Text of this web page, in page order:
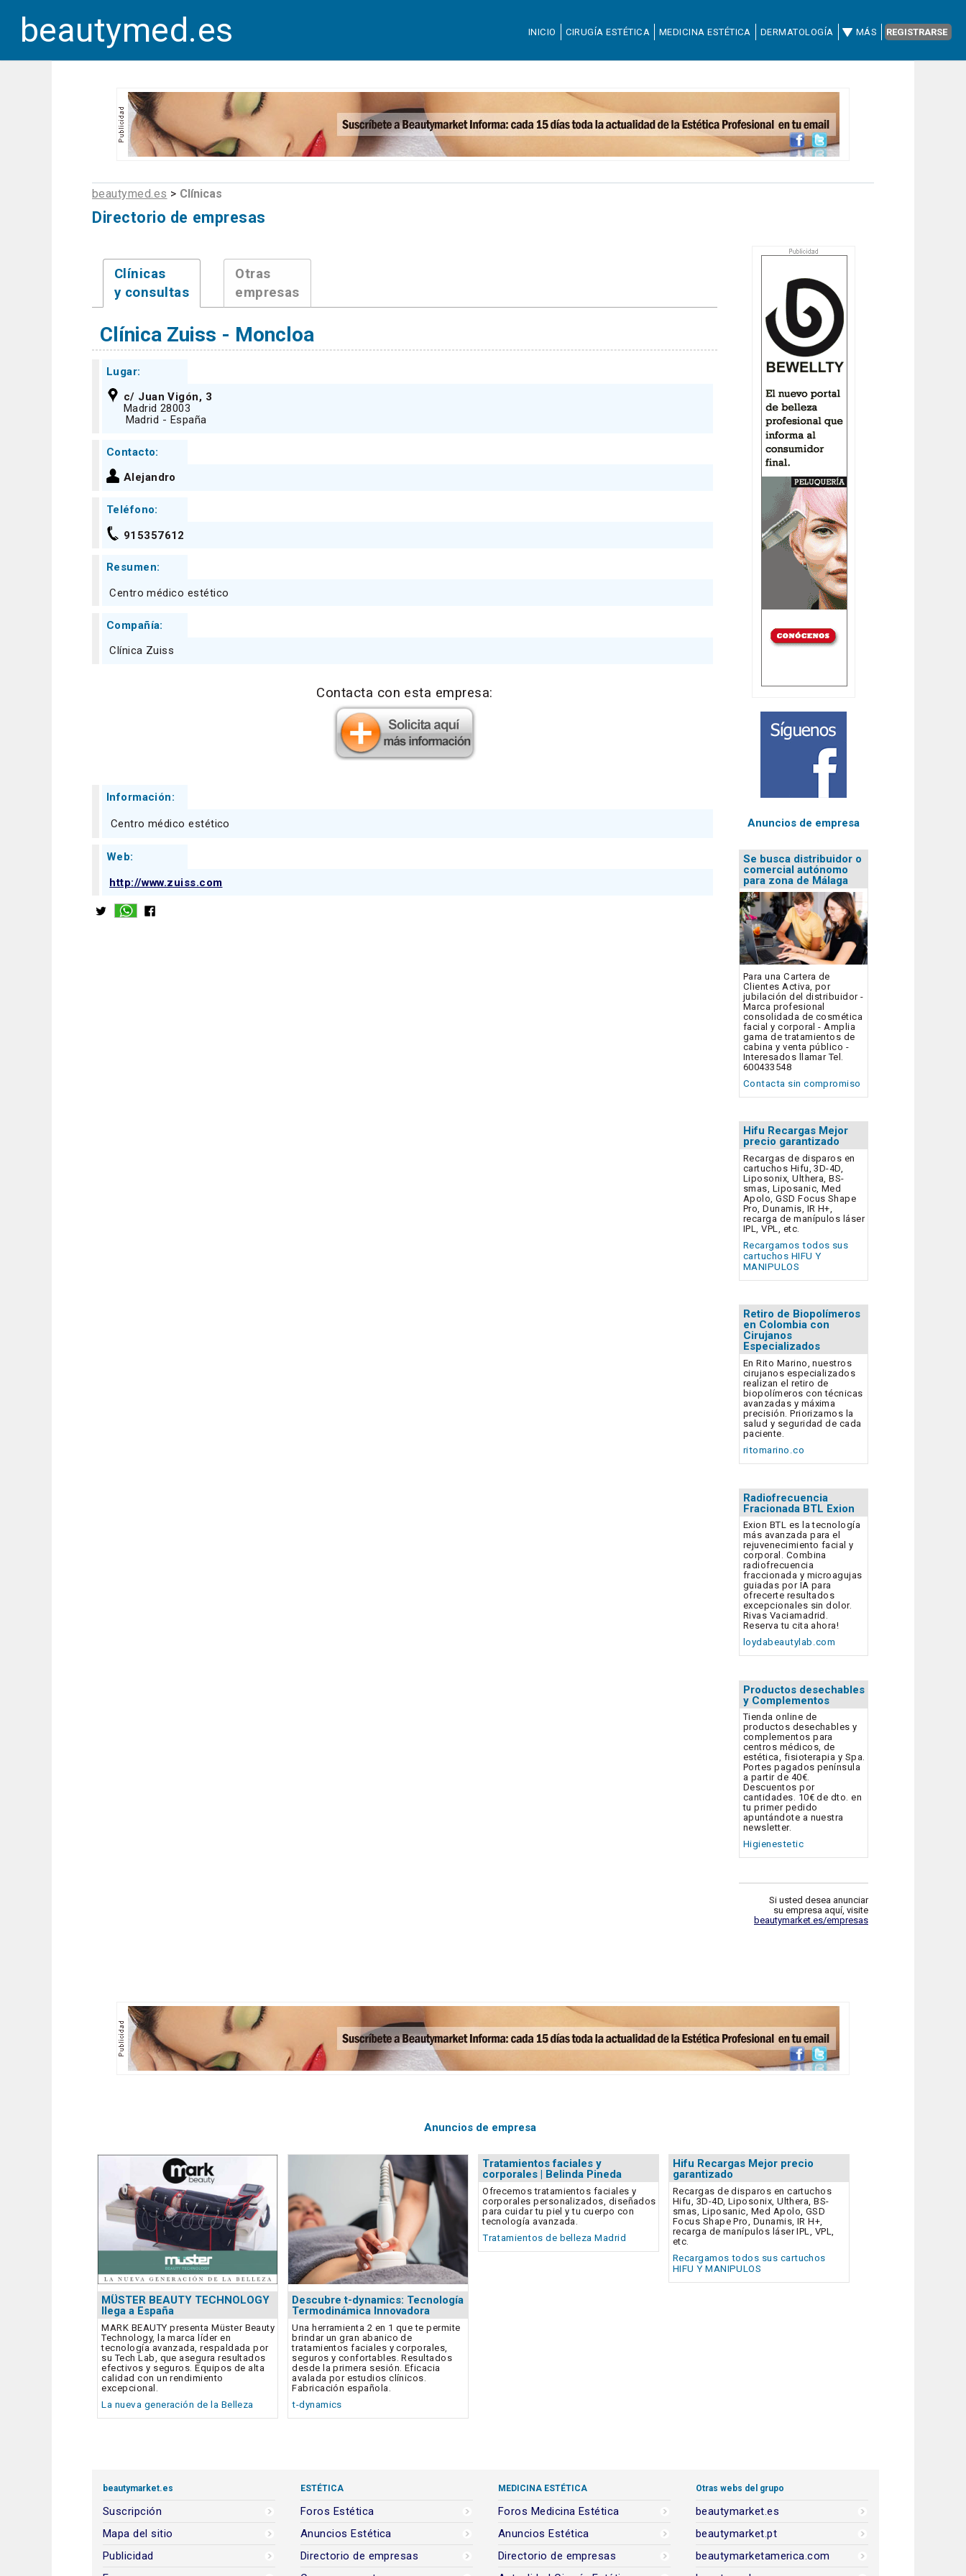
beautymed.es INICIO CIRUGÍA ESTÉTICA MEDICINA ESTÉTICA DERMATOLOGÍA MÁS REGISTRARSE
beautymed.es > Clínicas
Directorio de empresas
Clínicas
y consultas
Otras
empresas
Clínica Zuiss - Moncloa
Lugar:
c/ Juan Vigón, 3
Madrid 28003
Madrid - España
Contacto:
Alejandro
Teléfono:
915357612
Resumen:
Centro médico estético
Compañía:
Clínica Zuiss
Contacta con esta empresa:
Información:
Centro médico estético
Web:
http://www.zuiss.com
Anuncios de empresa
Se busca distribuidor o
comercial autónomo
para zona de Málaga
Para una Cartera de
Clientes Activa, por
jubilación del distribuidor -
Marca profesional
consolidada de cosmética
facial y corporal - Amplia
gama de tratamientos de
cabina y venta público -
Interesados llamar Tel.
600433548
Contacta sin compromiso
Hifu Recargas Mejor
precio garantizado
Recargas de disparos en
cartuchos Hifu, 3D-4D,
Liposonix, Ulthera, BS-
smas, Liposanic, Med
Apolo, GSD Focus Shape
Pro, Dunamis, IR H+,
recarga de manípulos láser
IPL, VPL, etc.
Recargamos todos sus
cartuchos HIFU Y
MANIPULOS
Retiro de Biopolímeros
en Colombia con
Cirujanos
Especializados
En Rito Marino, nuestros
cirujanos especializados
realizan el retiro de
biopolímeros con técnicas
avanzadas y máxima
precisión. Priorizamos la
salud y seguridad de cada
paciente.
ritomarino.co
Radiofrecuencia
Fracionada BTL Exion
Exion BTL es la tecnología
más avanzada para el
rejuvenecimiento facial y
corporal. Combina
radiofrecuencia
fraccionada y microagujas
guiadas por IA para
ofrecerte resultados
excepcionales sin dolor.
Rivas Vaciamadrid.
Reserva tu cita ahora!
loydabeautylab.com
Productos desechables
y Complementos
Tienda online de
productos desechables y
complementos para
centros médicos, de
estética, fisioterapia y Spa.
Portes pagados península
a partir de 40€.
Descuentos por
cantidades. 10€ de dto. en
tu primer pedido
apuntándote a nuestra
newsletter.
Higienestetic
Si usted desea anunciar
su empresa aquí, visite
beautymarket.es/empresas
Anuncios de empresa
MÜSTER BEAUTY TECHNOLOGY
llega a España
MARK BEAUTY presenta Müster Beauty
Technology, la marca líder en
tecnología avanzada, respaldada por
su Tech Lab, que asegura resultados
efectivos y seguros. Equipos de alta
calidad con un rendimiento
excepcional.
La nueva generación de la Belleza
Descubre t-dynamics: Tecnología
Termodinámica Innovadora
Una herramienta 2 en 1 que te permite
brindar un gran abanico de
tratamientos faciales y corporales,
seguros y confortables. Resultados
desde la primera sesión. Eficacia
avalada por estudios clínicos.
Fabricación española.
t-dynamics
Tratamientos faciales y
corporales | Belinda Pineda
Ofrecemos tratamientos faciales y
corporales personalizados, diseñados
para cuidar tu piel y tu cuerpo con
tecnología avanzada.
Tratamientos de belleza Madrid
Hifu Recargas Mejor precio
garantizado
Recargas de disparos en cartuchos
Hifu, 3D-4D, Liposonix, Ulthera, BS-
smas, Liposanic, Med Apolo, GSD
Focus Shape Pro, Dunamis, IR H+,
recarga de manípulos láser IPL, VPL,
etc.
Recargamos todos sus cartuchos
HIFU Y MANIPULOS
beautymarket.es
Suscripción
Mapa del sitio
Publicidad
ESTÉTICA
Foros Estética
Anuncios Estética
Directorio de empresas
MEDICINA ESTÉTICA
Foros Medicina Estética
Anuncios Estética
Directorio de empresas
Otras webs del grupo
beautymarket.es
beautymarket.pt
beautymarketamerica.com